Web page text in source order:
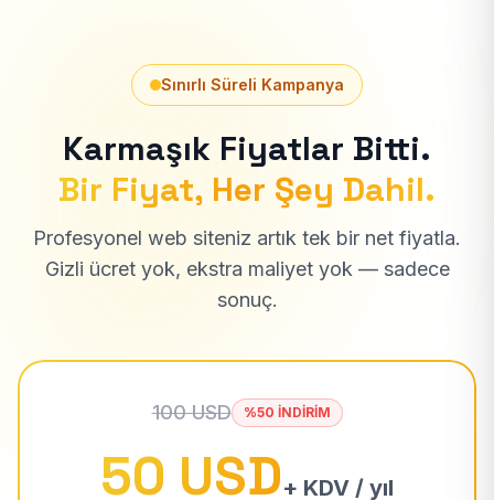
Sınırlı Süreli Kampanya
Karmaşık Fiyatlar Bitti.
Bir Fiyat, Her Şey Dahil.
Profesyonel web siteniz artık tek bir net fiyatla.
Gizli ücret yok, ekstra maliyet yok — sadece
sonuç.
100 USD %50 İNDİRİM
50 USD+ KDV / yıl